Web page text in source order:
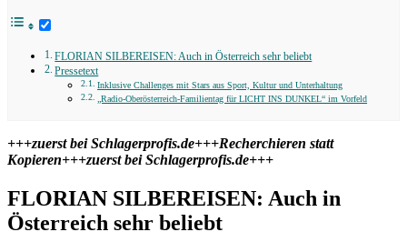
FLORIAN SILBEREISEN: Auch in Österreich sehr beliebt
Pressetext
Inklusive Challenges mit Stars aus Sport, Kultur und Unterhaltung
„Radio-Oberösterreich-Familientag für LICHT INS DUNKEL“ im Vorfeld
+++zuerst bei Schlagerprofis.de+++Recherchieren statt
Kopieren+++zuerst bei Schlagerprofis.de+++
FLORIAN SILBEREISEN: Auch in
Österreich sehr beliebt